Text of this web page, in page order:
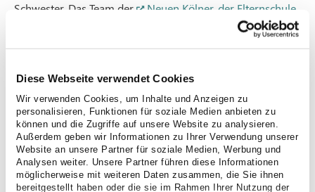
Diese Webseite verwendet Cookies
Wir verwenden Cookies, um Inhalte und Anzeigen zu
personalisieren, Funktionen für soziale Medien anbieten zu
können und die Zugriffe auf unsere Website zu analysieren.
Außerdem geben wir Informationen zu Ihrer Verwendung unserer
Website an unsere Partner für soziale Medien, Werbung und
Analysen weiter. Unsere Partner führen diese Informationen
möglicherweise mit weiteren Daten zusammen, die Sie ihnen
bereitgestellt haben oder die sie im Rahmen Ihrer Nutzung der
Schwester. Das Team der
Neuen Kölner, der Elternschule
am Severinsklösterchen, begleitet Sie in dieser
spannenden Lebensphase. Gleichzeitig besteht schon früh
Eltern zu vernetzen.
Vor der Geburt
Neben diversen Bewegungsangeboten für Schwangere
gibt es Geburtsvorbereitungskurse und
Informationsveranstaltungen, die alleine oder als Paar
besucht werden können. Diese bieten wir als „Crashkurse“